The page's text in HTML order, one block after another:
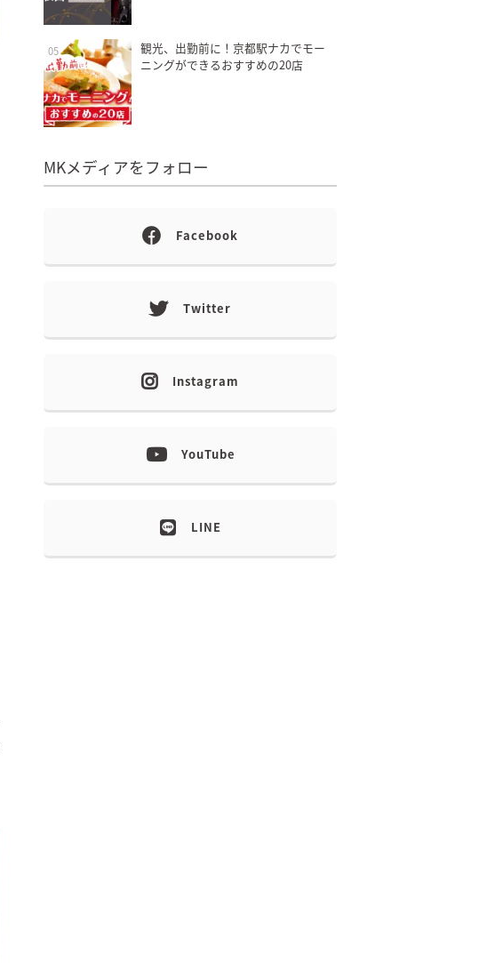
05
観光、出勤前に！京都駅ナカでモー
ニングができるおすすめの20店
MKメディアをフォロー
Facebook
Twitter
Instagram
YouTube
LINE